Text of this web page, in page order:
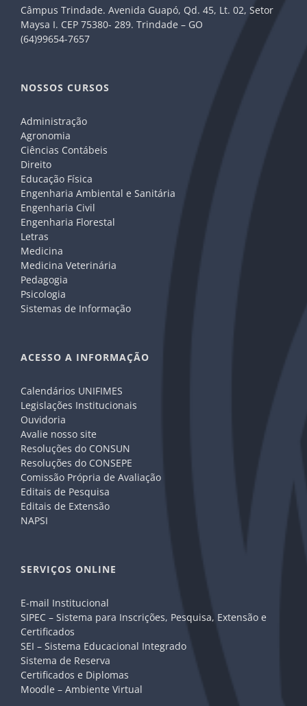
Câmpus Trindade. Avenida Guapó, Qd. 45, Lt. 02, Setor
Maysa I. CEP 75380- 289. Trindade – GO
(64)99654-7657
NOSSOS CURSOS
Administração
Agronomia
Ciências Contábeis
Direito
Educação Física
Engenharia Ambiental e Sanitária
Engenharia Civil
Engenharia Florestal
Letras
Medicina
Medicina Veterinária
Pedagogia
Psicologia
Sistemas de Informação
ACESSO A INFORMAÇÃO
Calendários UNIFIMES
Legislações Institucionais
Ouvidoria
Avalie nosso site
Resoluções do CONSUN
Resoluções do CONSEPE
Comissão Própria de Avaliação
Editais de Pesquisa
Editais de Extensão
NAPSI
SERVIÇOS ONLINE
E-mail Institucional
SIPEC – Sistema para Inscrições, Pesquisa, Extensão e
Certificados
SEI – Sistema Educacional Integrado
Sistema de Reserva
Certificados e Diplomas
Moodle – Ambiente Virtual